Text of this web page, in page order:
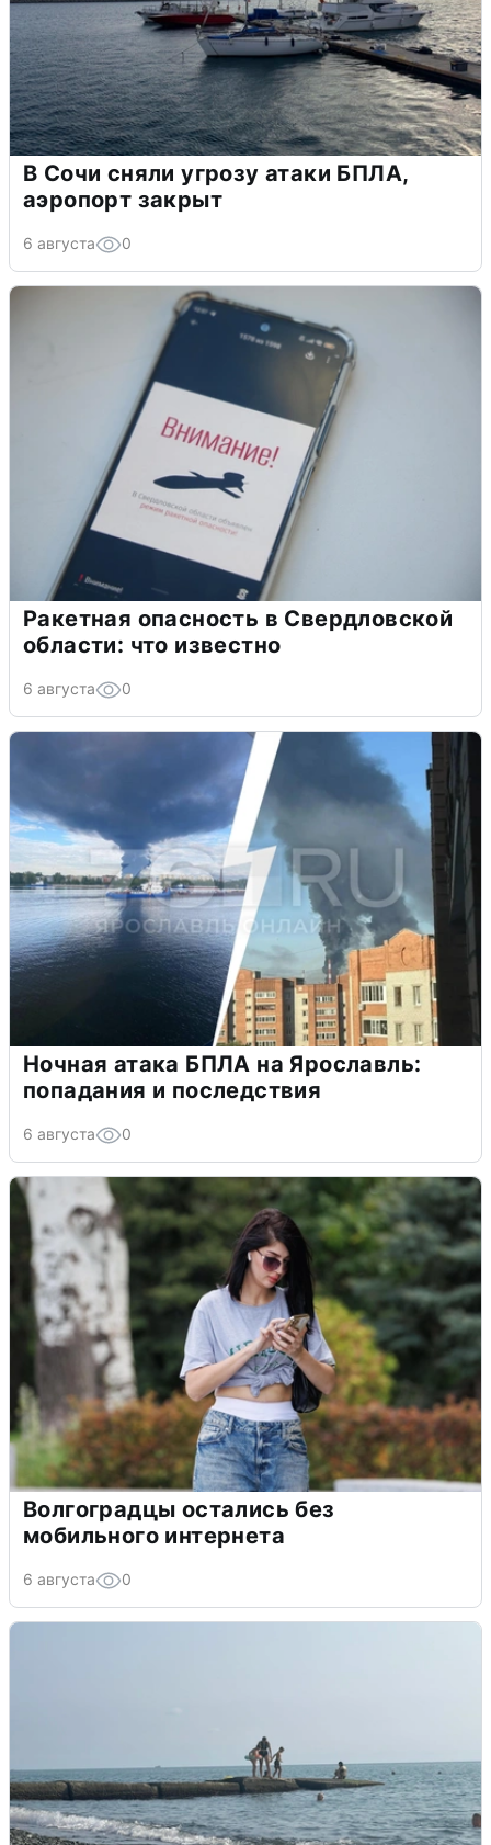
В Сочи сняли угрозу атаки БПЛА,
аэропорт закрыт
6 августа 0
Ракетная опасность в Свердловской
области: что известно
6 августа 0
Ночная атака БПЛА на Ярославль:
попадания и последствия
6 августа 0
Волгоградцы остались без
мобильного интернета
6 августа 0